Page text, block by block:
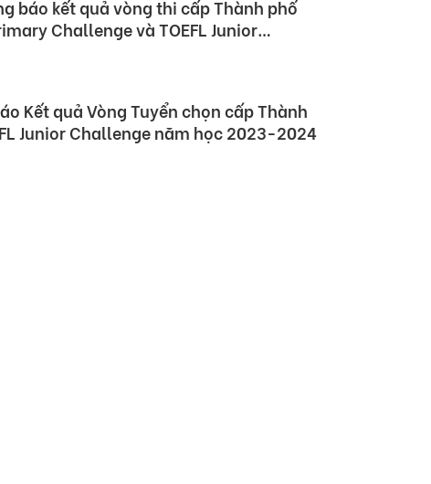
báo kết quả vòng thi cấp Thành phố
Challenge và TOEFL Junior
Kết quả Vòng Tuyển chọn cấp Thành
Junior Challenge năm học 2023-2024